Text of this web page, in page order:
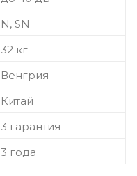
N, SN
32 кг
Венгрия
Китай
3 гарантия
3 года